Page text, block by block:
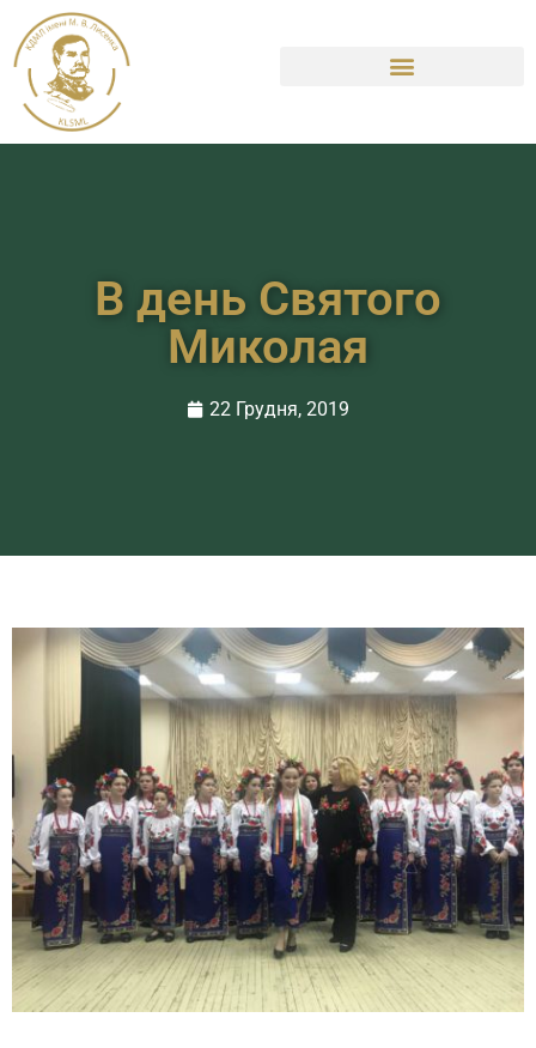
В день Святого
Миколая
22 Грудня, 2019